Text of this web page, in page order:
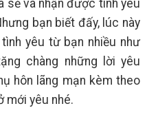
sẻ và nhận được tình yêu
bạn biết đấy, lúc này
yêu từ bạn nhiều như
chàng những lời yêu
hôn lãng mạn kèm theo
mới yêu nhé.